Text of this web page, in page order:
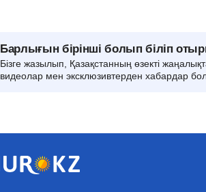
Барлығын бірінші болып біліп
Бізге жазылып, Қазақстанның өзекті
видеолар мен эксклюзивтерден хабардар